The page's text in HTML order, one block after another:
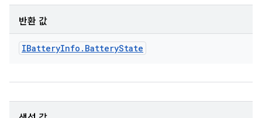
반환 값
IBatteryInfo . BatteryState